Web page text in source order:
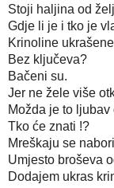
Stoji haljina od
Gdje li je i tko je
Krinoline
Bez ključeva?
Bačeni su.
Jer ne žele više
Možda je to
Tko će znati !?
Mreškaju se
Umjesto broševa
Dodajem ukras